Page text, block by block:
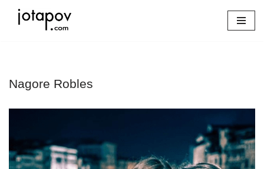
Nagore Robles